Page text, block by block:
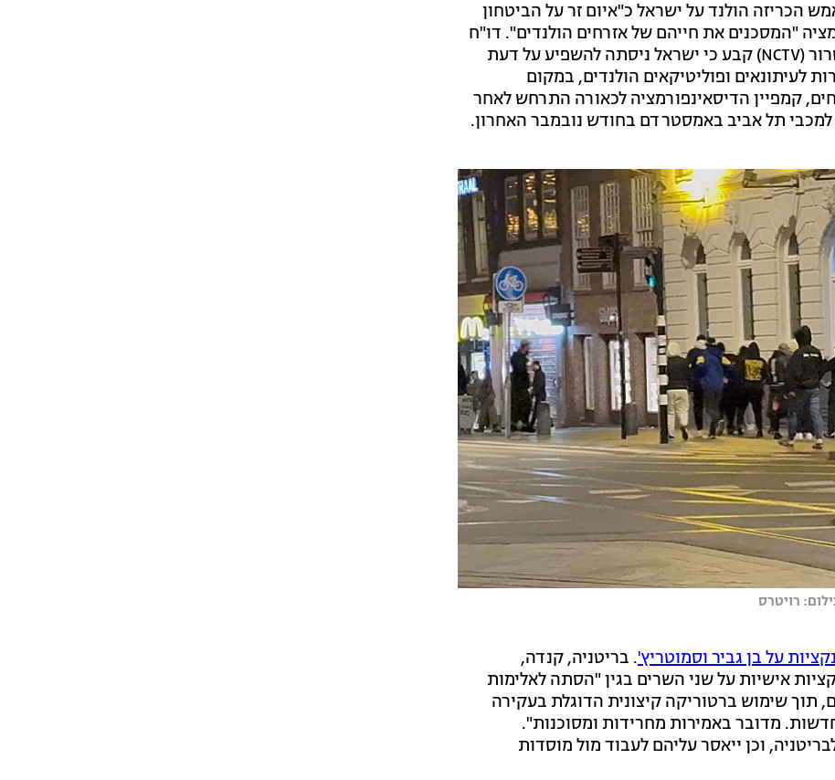
הכריזה הולנד על ישראל כ"איום זר על הביטחון
"המסכנים את חייהם של אזרחים הולנדים". דו"ח
שפורסם על-ידי המתאם הלאומי לביטחון וללוחמה בטרור (NCTV) קבע כי ישראל ניסתה להשפיע על דעת
לעיתונאים ופוליטיקאים הולנדים, במקום
קמפיין הדיסאינפורמציה לכאורה התרחש לאחר
תל אביב באמסטרדם בחודש נובמבר האחרון.
רויטרס
על בן גביר וסמוטריץ'. בריטניה, קנדה,
אישיות על שני השרים בגין "הסתה לאלימות
תוך שימוש ברטוריקה קיצונית הדוגלת בעקירה
מדובר באמירות מחרידות ומסוכנות".
וכן ייאסר עליהם לעבוד מול מוסדות